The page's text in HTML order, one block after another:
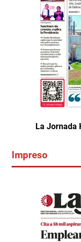
La Jornada
Impreso